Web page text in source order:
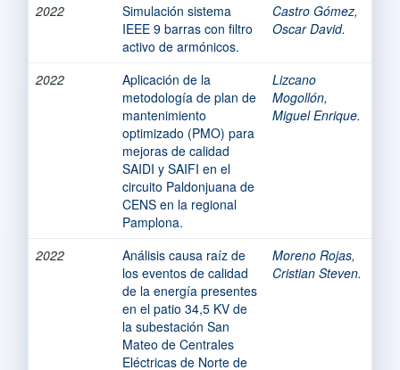
2022
Simulación sistema
IEEE 9 barras con filtro
activo de armónicos.
Castro Gómez,
Oscar David.
2022
Aplicación de la
metodología de plan de
mantenimiento
optimizado (PMO) para
mejoras de calidad
SAIDI y SAIFI en el
circuito Paldonjuana de
CENS en la regional
Pamplona.
Lizcano
Mogollón,
Miguel Enrique.
2022
Análisis causa raíz de
los eventos de calidad
de la energía presentes
en el patio 34,5 KV de
la subestación San
Mateo de Centrales
Eléctricas de Norte de
Moreno Rojas,
Cristian Steven.